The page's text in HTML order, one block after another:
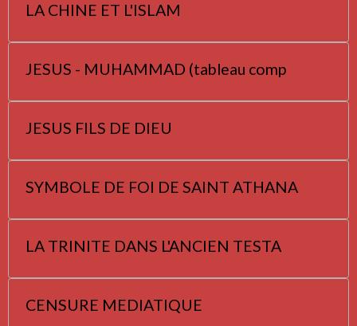
LA CHINE ET L'ISLAM
JESUS - MUHAMMAD (tableau comp
JESUS FILS DE DIEU
SYMBOLE DE FOI DE SAINT ATHANA
LA TRINITE DANS L'ANCIEN TESTA
CENSURE MEDIATIQUE